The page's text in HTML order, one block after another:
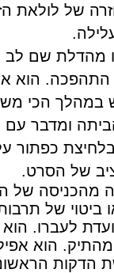
של לולאת
התהפכה.
במהלך הכי
הביתה ומדבר
כפתור
של הסרט.
מהכניסה של
ביטוי של
לעברו. הוא
הוא
הדקות